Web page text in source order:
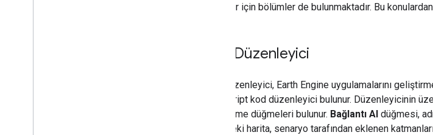
ayrıntılar için bölümler de bulunmaktadır. Bu
Kod Düzenleyici
Kod Düzenleyici, Earth Engine uygulamalarını
JavaScript kod düzenleyici bulunur. Düzenleyicinin
temizleme düğmeleri bulunur. Bağlantı Al düğmesi,
paneldeki harita, senaryo tarafından eklenen